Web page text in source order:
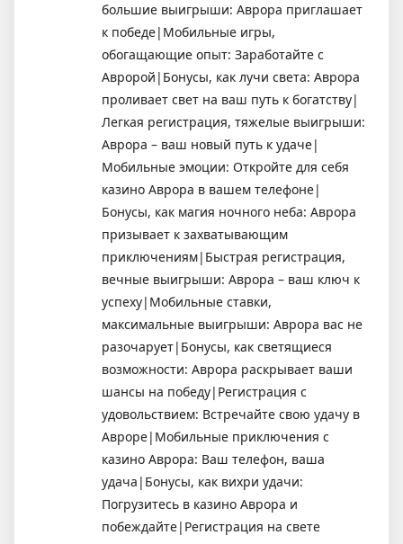
большие выигрыши: Аврора приглашает
к победе|Мобильные игры,
обогащающие опыт: Заработайте с
Авророй|Бонусы, как лучи света: Аврора
проливает свет на ваш путь к богатству|
Легкая регистрация, тяжелые выигрыши:
Аврора – ваш новый путь к удаче|
Мобильные эмоции: Откройте для себя
казино Аврора в вашем телефоне|
Бонусы, как магия ночного неба: Аврора
призывает к захватывающим
приключениям|Быстрая регистрация,
вечные выигрыши: Аврора – ваш ключ к
успеху|Мобильные ставки,
максимальные выигрыши: Аврора вас не
разочарует|Бонусы, как светящиеся
возможности: Аврора раскрывает ваши
шансы на победу|Регистрация с
удовольствием: Встречайте свою удачу в
Авроре|Мобильные приключения с
казино Аврора: Ваш телефон, ваша
удача|Бонусы, как вихри удачи:
Погрузитесь в казино Аврора и
побеждайте|Регистрация на свете